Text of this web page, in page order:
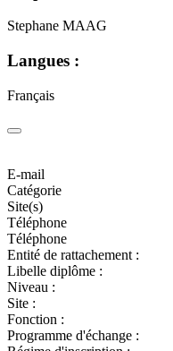
Stephane MAAG
Langues :
Français
E-mail
Catégorie
Site(s)
Téléphone
Téléphone
Entité de rattachement :
Libelle diplôme :
Niveau :
Site :
Fonction :
Programme d'échange :